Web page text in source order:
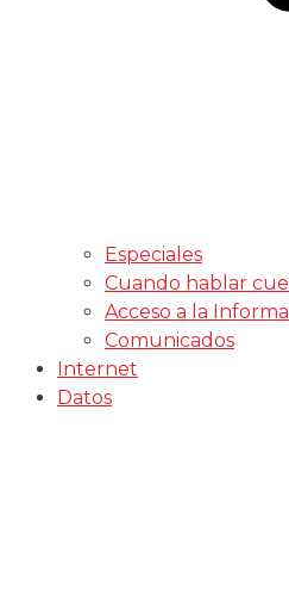
Especiales
Cuando hablar
Acceso a la
Comunicados
Internet
Datos